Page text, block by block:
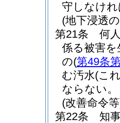
守しなけ
(地下浸透
第21条
何
係る被害
の(第49条
む汚水(こ
ならない。
(改善命令
第22条
知